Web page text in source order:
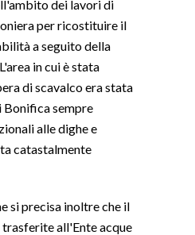
dei lavori di
per ricostituire il
a seguito della
in cui è stata
di scavalco era stata
Bonifica sempre
alle dighe e
catastalmente
si precisa inoltre che il
all'Ente acque